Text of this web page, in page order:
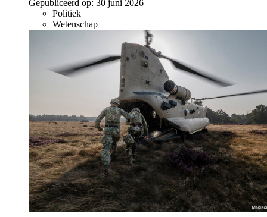
Gepubliceerd op: 30 juni 2026
Politiek
Wetenschap